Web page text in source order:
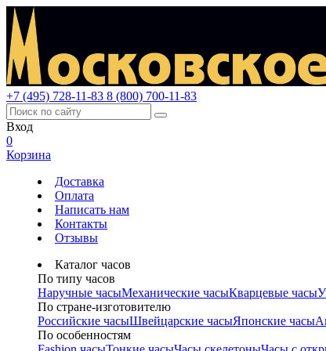
+7 (495) 728-11-83 8 (800) 700-11-83
Вход
0
Корзина
Доставка
Оплата
Написать нам
Контакты
Отзывы
Каталог часов
По типу часов
Наручные часыМеханические часыКварцевые часы
По стране-изготовителю
Российские часыШвейцарские часыЯпонские часы
По особенностям